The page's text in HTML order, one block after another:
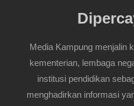
Media Kampung menjalin
kementerian, lembaga
institusi pendidikan
menghadirkan informasi